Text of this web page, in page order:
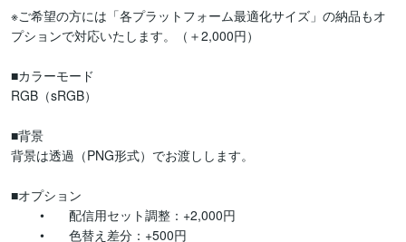
※ご希望の方には「各プラットフォーム最適化サイズ」の納品もオ
プションで対応いたします。（＋2,000円）
■カラーモード
RGB（sRGB）
■背景
背景は透過（PNG形式）でお渡しします。
■オプション